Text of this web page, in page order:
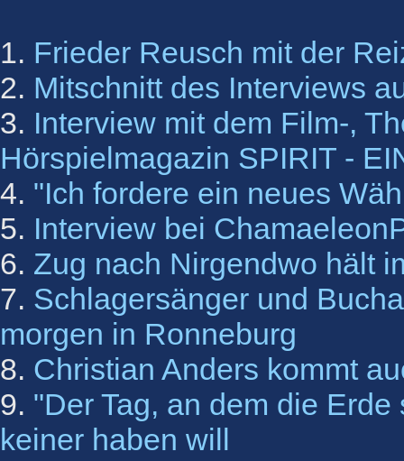
1. Frieder Reusch mit der
2. Mitschnitt des Interviews
3. Interview mit dem Film-,
Hörspielmagazin SPIRIT -
4. "Ich fordere ein neues
5. Interview bei
6. Zug nach Nirgendwo hält
7. Schlagersänger und
morgen in Ronneburg
8. Christian Anders kommt
9. "Der Tag, an dem die
keiner haben will